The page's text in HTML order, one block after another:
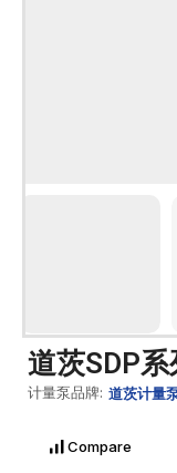
道茨SDP
计量泵品牌: 道茨计量
Compare